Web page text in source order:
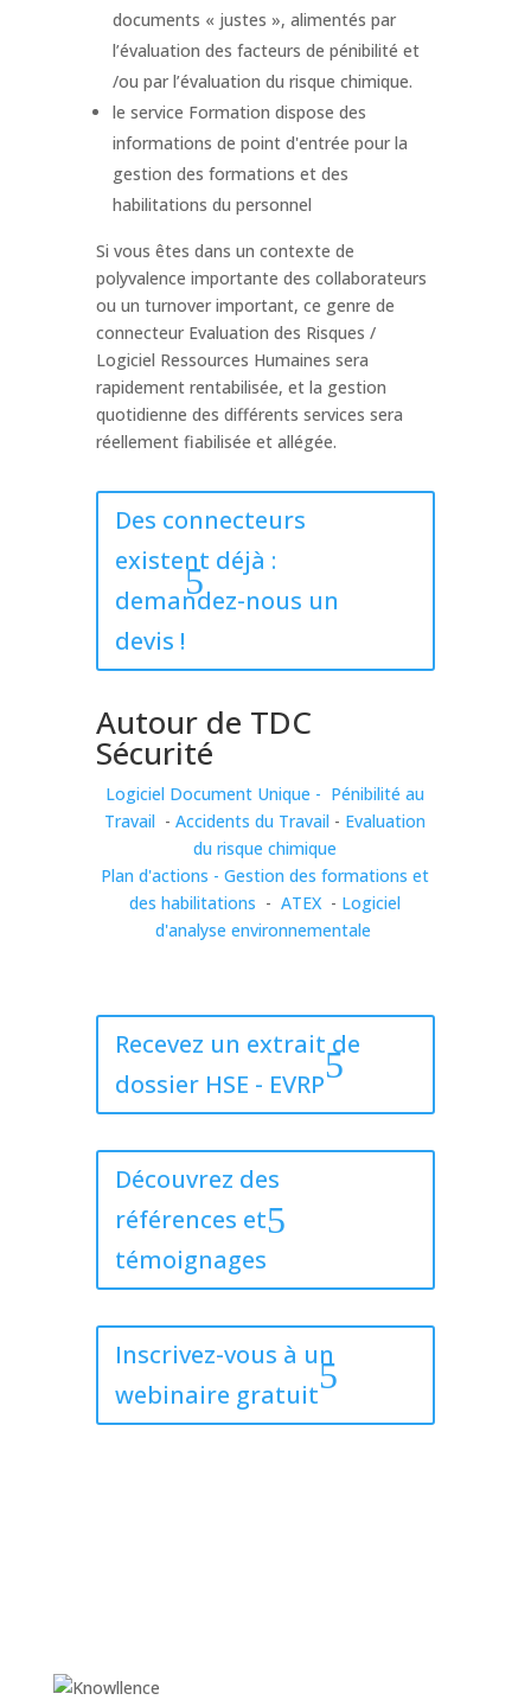
documents « justes », alimentés par
l’évaluation des facteurs de pénibilité et
/ou par l’évaluation du risque chimique.
le service Formation dispose des
informations de point d'entrée pour la
gestion des formations et des
habilitations du personnel
Si vous êtes dans un contexte de
polyvalence importante des collaborateurs
ou un turnover important, ce genre de
connecteur Evaluation des Risques /
Logiciel Ressources Humaines sera
rapidement rentabilisée, et la gestion
quotidienne des différents services sera
réellement fiabilisée et allégée.
Des connecteurs
existent déjà :
demandez-nous un
devis !
Autour de TDC
Sécurité
Logiciel Document Unique - Pénibilité au
Travail -Accidents du Travail - Evaluation
du risque chimique
Plan d'actions - Gestion des formations et
des habilitations -ATEX - Logiciel
d'analyse environnementale
Recevez un extrait de
dossier HSE - EVRP
Découvrez des
références et
témoignages
Inscrivez-vous à un
webinaire gratuit